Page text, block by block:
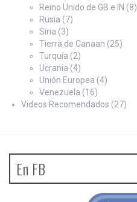
Reino Unido de GB e IN (8)
Rusia (7)
Siria (3)
Tierra de Canaan (25)
Turquía (2)
Ucrania (4)
Unión Europea (4)
Venezuela (16)
Videos Recomendados (27)
En FB